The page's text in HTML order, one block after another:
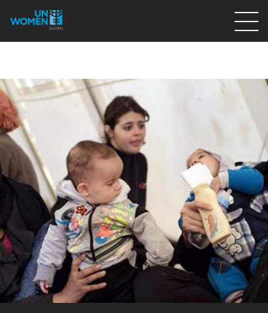
Osallistu
Mitä teemme
Ajankohtaista
Tietoa meistä
På Svenska
Valikon rivi
Lahjoita
Etsi